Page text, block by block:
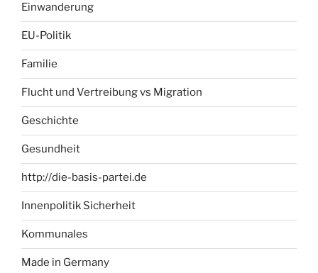
Einwanderung
EU-Politik
Familie
Flucht und Vertreibung vs Migration
Geschichte
Gesundheit
http://die-basis-partei.de
Innenpolitik Sicherheit
Kommunales
Made in Germany